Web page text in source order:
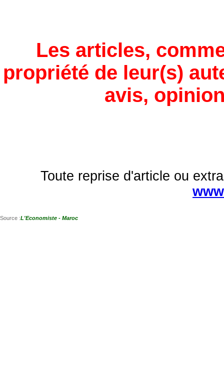
Les articles,
propriété de leur(s)
avis,
Toute reprise d'article ou
Source :L'Economiste - Maroc